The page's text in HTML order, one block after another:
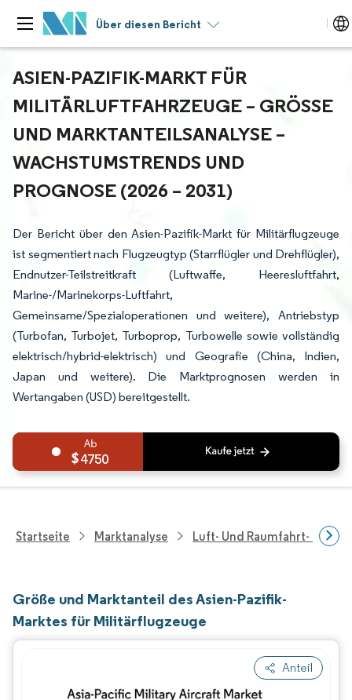
Über diesen Bericht
ASIEN-PAZIFIK-MARKT FÜR
MILITÄRLUFTFAHRZEUGE – GRÖSSE U
ND MARKTANTEILSANALYSE – W
ACHSTUMSTRENDS UND P
ROGNOSE (2026 – 2031)
Der Bericht über den Asien-Pazifik-Markt für Militärflugzeuge
ist segmentiert nach Flugzeugtyp (Starrflügler und Drehflügler),
Endnutzer-Teilstreitkraft (Luftwaffe, Heeresluftfahrt,
Marine-/Marinekorps-Luftfahrt,
Gemeinsame/Spezialoperationen und weitere), Antriebstyp
(Turbofan, Turbojet, Turboprop, Turbowelle sowie vollständig
elektrisch/hybrid-elektrisch) und Geografie (China, Indien,
Japan und weitere). Die Marktprognosen werden in
Wertangaben (USD) bereitgestellt.
4750
Startseite Marktanalyse Luft- Und Raumfahrt- Und
Größe und Marktanteil des Asien-Pazifik-
Marktes für Militärflugzeuge
Anteil